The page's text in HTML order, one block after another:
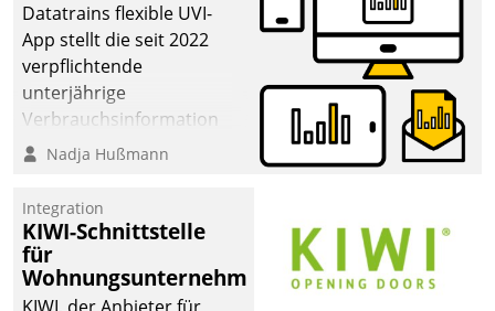
Datatrains flexible UVI-
App stellt die seit 2022
verpflichtende
unterjährige
Verbrauchsinformation
schnell, zuverlässig und
Die monatlichen
Mitteilungen zum
Heizungs- und
Wasserverbrauch gehen
automatisiert, vollständig
Nadja Hußmann
Integration
KIWI-Schnittstelle
für
Wohnungsunternehmen